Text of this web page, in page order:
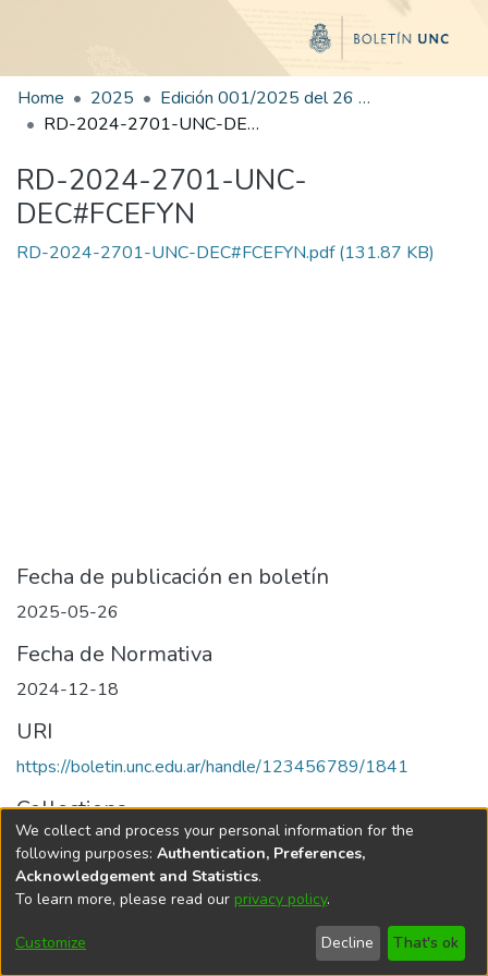
Home 2025
Edición 001/2025 del 26 de mayo de 2025
RD-2024-2701-UNC-DEC#FCEFYN
RD-2024-2701-UNC-
DEC#FCEFYN
RD-2024-2701-UNC-DEC#FCEFYN.pdf(131.87 KB)
Fecha de publicación en boletín
2025-05-26
Fecha de Normativa
2024-12-18
URI
https://boletin.unc.edu.ar/handle/123456789/1841
Collections
Edición 001/2025 del 26 de mayo de 2025
Universidad Nacional de Córdoba
We collect and process your personal information for the
following purposes: Authentication, Preferences,
Acknowledgement and Statistics.
To learn more, please read our privacy policy.
Customize Decline That's ok